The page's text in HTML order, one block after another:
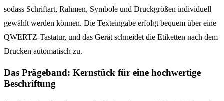
sodass Schriftart, Rahmen, Symbole und Druckgrößen individuell
gewählt werden können. Die Texteingabe erfolgt bequem über eine
QWERTZ-Tastatur, und das Gerät schneidet die Etiketten nach dem
Drucken automatisch zu.
Das Prägeband: Kernstück für eine hochwertige
Beschriftung